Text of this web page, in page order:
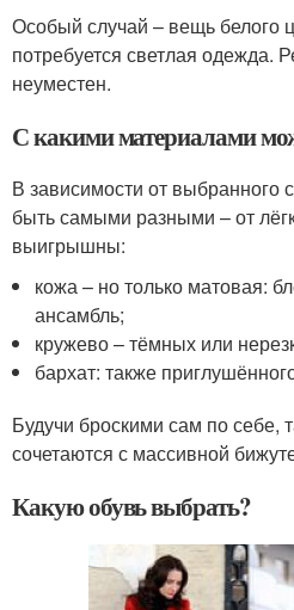
Особый случай – вещь белого
потребуется светлая одежда.
неуместен.
С какими материалами
В зависимости от выбранного
быть самыми разными – от
выигрышны:
кожа – но только матовая:
ансамбль;
кружево – тёмных или
бархат: также
Будучи броскими сам по себе,
сочетаются с массивной
Какую обувь выбрать?